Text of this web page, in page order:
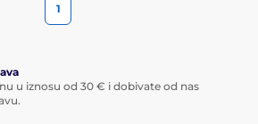
1
u iznosu od 30 € i dobivate od nas